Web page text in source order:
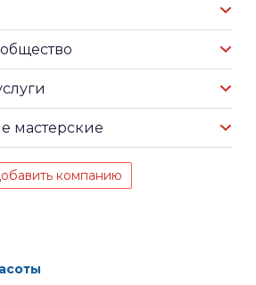
мастерские
компанию